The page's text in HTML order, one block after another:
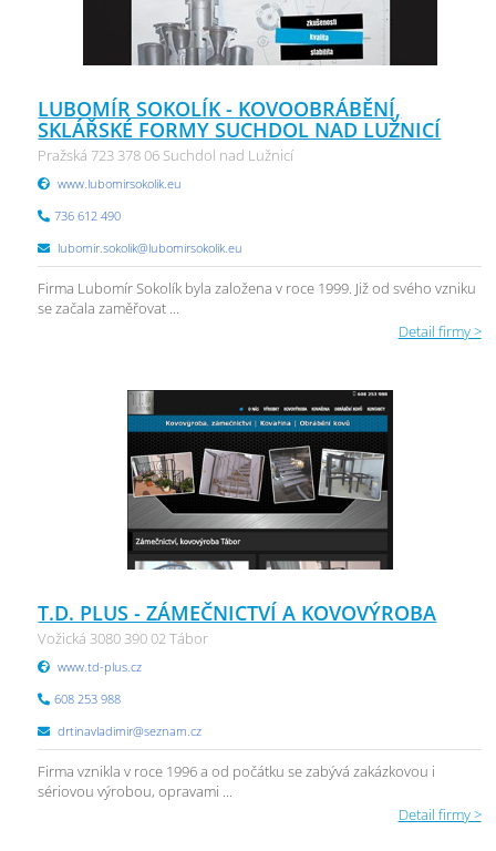
LUBOMÍR SOKOLÍK - KOVOOBRÁBĚNÍ,
SKLÁŘSKÉ FORMY SUCHDOL NAD LUŽNICÍ
Pražská 723 378 06 Suchdol nad Lužnicí
www.lubomirsokolik.eu
736 612 490
lubomir.sokolik@lubomirsokolik.eu
Firma Lubomír Sokolík byla založena v roce 1999. Již od svého vzniku
se začala zaměřovat ...
Detail firmy >
T.D. PLUS - ZÁMEČNICTVÍ A KOVOVÝROBA
Vožická 3080 390 02 Tábor
www.td-plus.cz
608 253 988
drtinavladimir@seznam.cz
Firma vznikla v roce 1996 a od počátku se zabývá zakázkovou i
sériovou výrobou, opravami ...
Detail firmy >